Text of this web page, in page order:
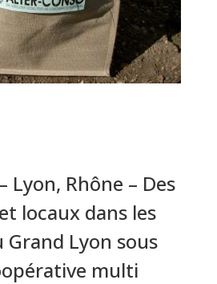
Lyon, Rhône – Des
locaux dans les
Lyon sous
multi